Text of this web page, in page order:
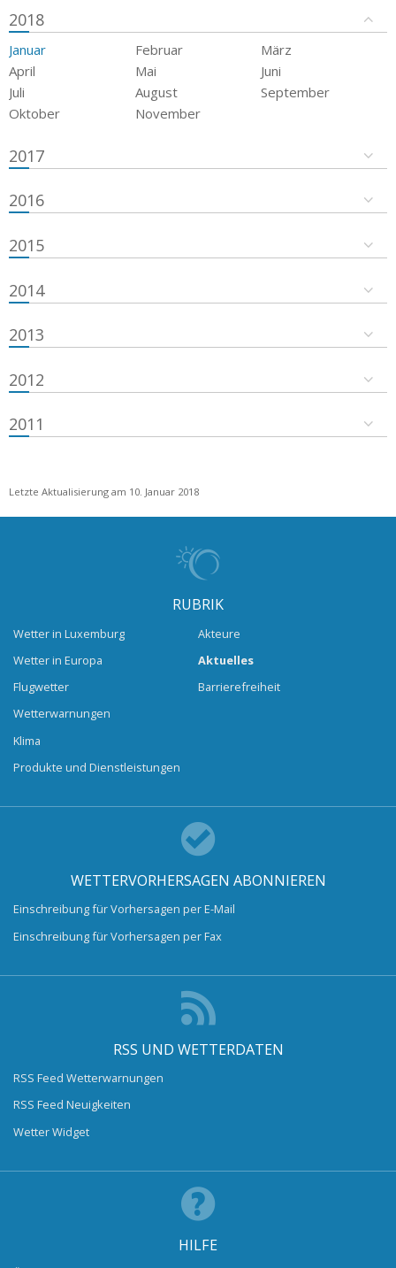
2018
Januar Februar
März
April
Mai
Juni
Juli
August
September
Oktober
November
2017
2016
2015
2014
2013
2012
2011
Letzte Aktualisierung am 10. Januar 2018
RUBRIK
Wetter in Luxemburg
Wetter in Europa
Flugwetter
Wetterwarnungen
Klima
Produkte und Dienstleistungen
Akteure
Aktuelles
Barrierefreiheit
WETTERVORHERSAGEN ABONNIEREN
Einschreibung für Vorhersagen per E-Mail
Einschreibung für Vorhersagen per Fax
RSS UND WETTERDATEN
RSS Feed Wetterwarnungen
RSS Feed Neuigkeiten
Wetter Widget
HILFE